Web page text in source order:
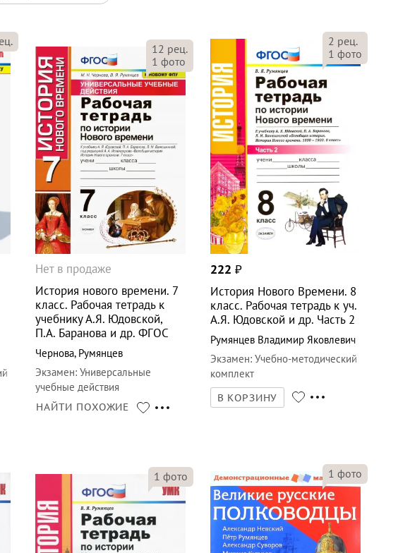
12 рец.
1 фото
Нет в продаже
История нового времени. 7
класс. Рабочая тетрадь к
учебнику А.Я. Юдовской,
П.А. Баранова и др. ФГОС
Чернова, Румянцев
Экзамен:Универсальные
учебные действия
НАЙТИ ПОХОЖИЕ
2 рец.
1 фото
222 ₽
История Нового Времени. 8
класс. Рабочая тетрадь к уч.
А.Я. Юдовской и др. Часть 2
Румянцев Владимир Яковлевич
Экзамен: Учебно-методический
комплект
В КОРЗИНУ
1 фото 1 фото